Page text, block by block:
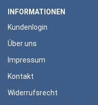
INFORMATIONEN
Kundenlogin
Über uns
Impressum
Kontakt
Widerrufsrecht